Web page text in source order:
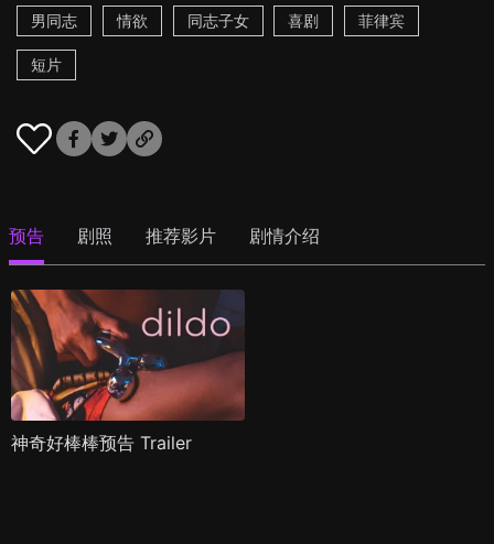
男同志
情欲 同志子女 喜剧 菲律宾
短片
预告 剧照 推荐影片 剧情介绍
神奇好棒棒预告 Trailer